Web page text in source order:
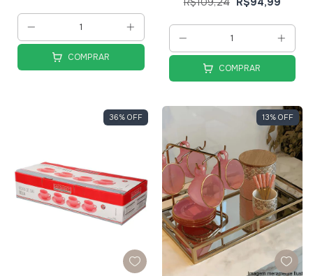
COMPRAR
COMPRAR
36% OFF 13% OFF